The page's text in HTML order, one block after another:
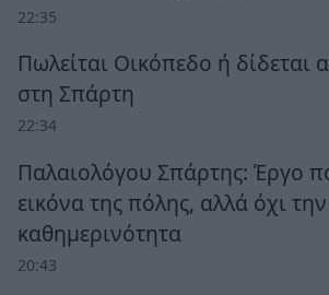
22:35
Πωλείται Οικόπεδο ή δίδεται
στη Σπάρτη
22:34
Παλαιολόγου Σπάρτης: Έργο
εικόνα της πόλης, αλλά όχι την
καθημερινότητα
20:43